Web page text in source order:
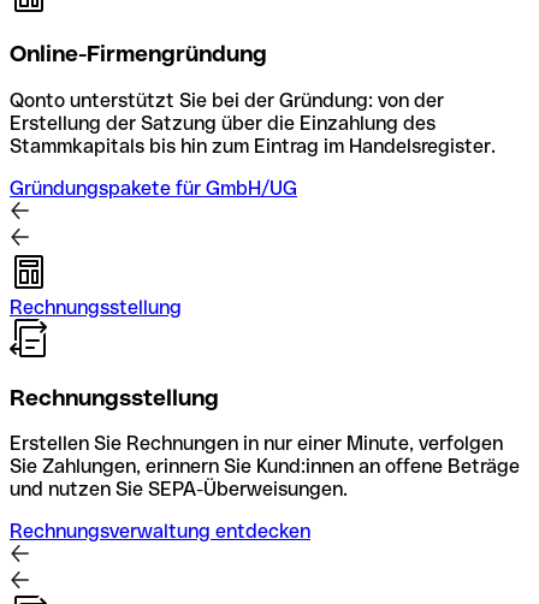
Online-Firmengründung
Qonto unterstützt Sie bei der Gründung: von der
Erstellung der Satzung über die Einzahlung des
Stammkapitals bis hin zum Eintrag im Handelsregister.
Gründungspakete für GmbH/UG
Rechnungsstellung
Rechnungsstellung
Erstellen Sie Rechnungen in nur einer Minute, verfolgen
Sie Zahlungen, erinnern Sie Kund:innen an offene Beträge
und nutzen Sie SEPA-Überweisungen.
Rechnungsverwaltung entdecken